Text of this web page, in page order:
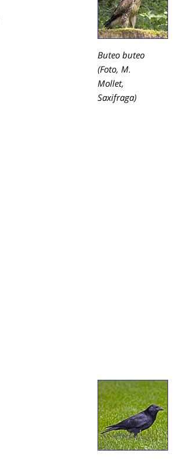
Buteo buteo
(Foto, M.
Mollet,
Saxifraga)